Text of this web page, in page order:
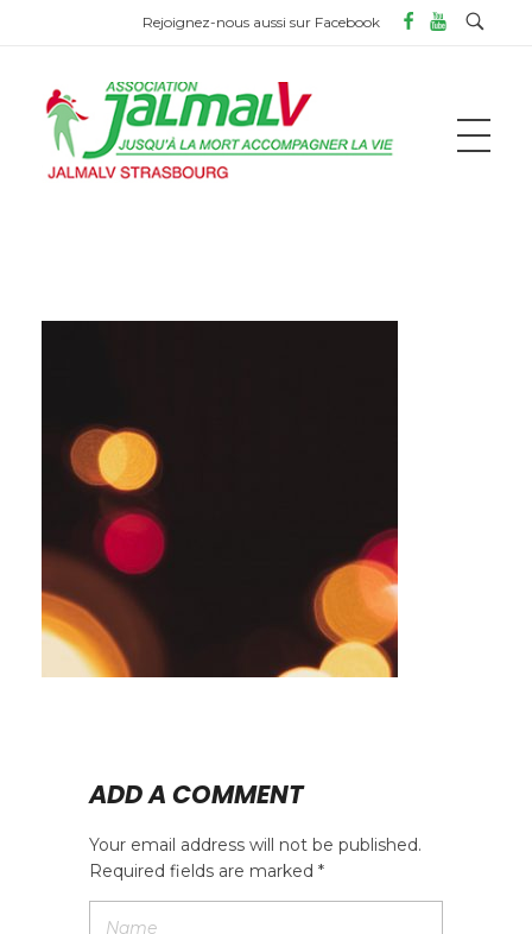
Rejoignez-nous aussi sur Facebook
ADD A COMMENT
Your email address will not be published.
Required fields are marked *